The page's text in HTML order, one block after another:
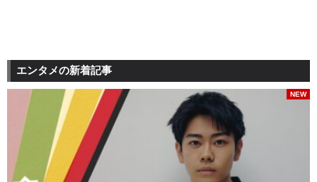
エンタメの新着記事
NEW